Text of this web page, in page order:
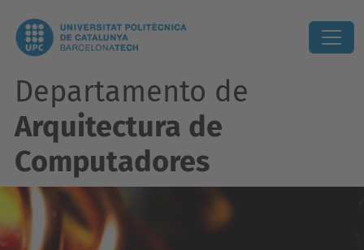
Departamento de
Arquitectura de
Computadores